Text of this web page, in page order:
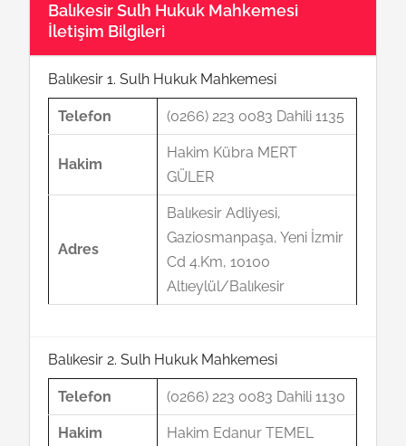
Balıkesir Sulh Hukuk Mahkemesi
İletişim Bilgileri
Balıkesir 1. Sulh Hukuk Mahkemesi
Telefon (0266) 223 0083 Dahili 1135
Hakim
Hakim Kübra MERT
GÜLER
Adres
Balıkesir Adliyesi,
Gaziosmanpaşa, Yeni İzmir
Cd 4.Km, 10100
Altıeylül/Balıkesir
Balıkesir 2. Sulh Hukuk Mahkemesi
Telefon (0266) 223 0083 Dahili 1130
Hakim Hakim Edanur TEMEL